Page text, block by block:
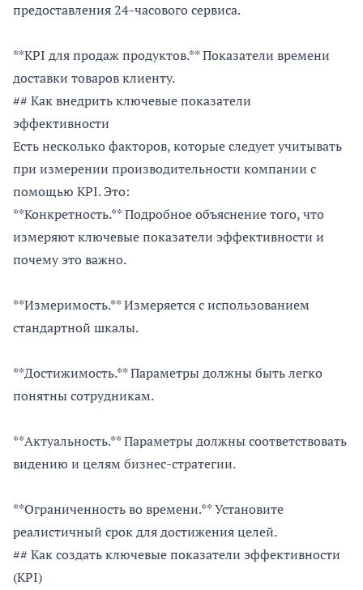
предоставления 24-часового сервиса.
**KPI для продаж продуктов.** Показатели времени
доставки товаров клиенту.
## Как внедрить ключевые показатели
эффективности
Есть несколько факторов, которые следует учитывать
при измерении производительности компании с
помощью KPI. Это:
**Конкретность.** Подробное объяснение того, что
измеряют ключевые показатели эффективности и
почему это важно.
**Измеримость.** Измеряется с использованием
стандартной шкалы.
**Достижимость.** Параметры должны быть легко
понятны сотрудникам.
**Актуальность.** Параметры должны соответствовать
видению и целям бизнес-стратегии.
**Ограниченность во времени.** Установите
реалистичный срок для достижения целей.
## Как создать ключевые показатели эффективности
(KPI)